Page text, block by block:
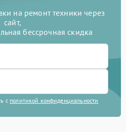
на ремонт техники через
сайт,
бессрочная скидка
с политикой конфиденциальности